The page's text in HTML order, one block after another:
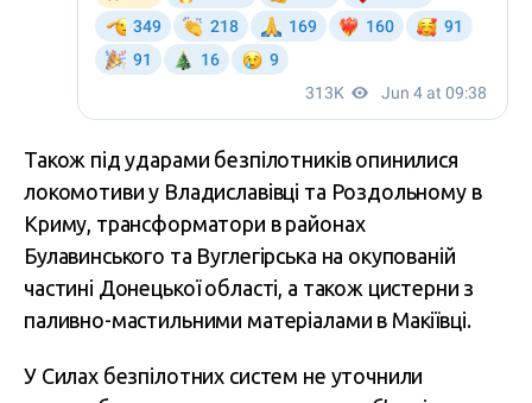
Також під ударами безпілотників опинилися
локомотиви у Владиславівці та Роздольному в
Криму, трансформатори в районах
Булавинського та Вуглегірська на окупованій
частині Донецької області, а також цистерни з
паливно-мастильними матеріалами в Макіївці.
У Силах безпілотних систем не уточнили